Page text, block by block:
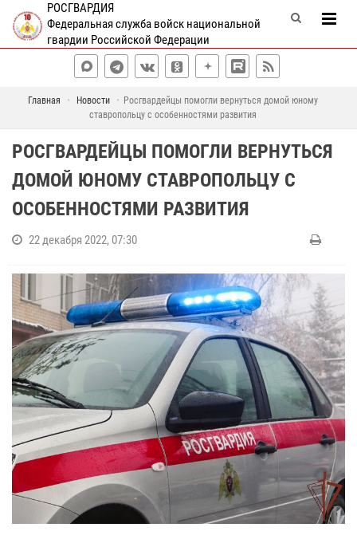
РОСГВАРДИЯ
Федеральная служба войск национальной
гвардии Российской Федерации
Главная Новости
Росгвардейцы помогли вернуться домой юному
ставропольцу с особенностями развития
РОСГВАРДЕЙЦЫ ПОМОГЛИ ВЕРНУТЬСЯ
ДОМОЙ ЮНОМУ СТАВРОПОЛЬЦУ С
ОСОБЕННОСТЯМИ РАЗВИТИЯ
22 декабря 2022, 07:30